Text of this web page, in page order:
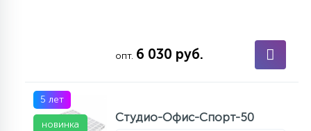
опт. 6 030 руб.
5 лет
новинка
Студио-Офис-Спорт-50